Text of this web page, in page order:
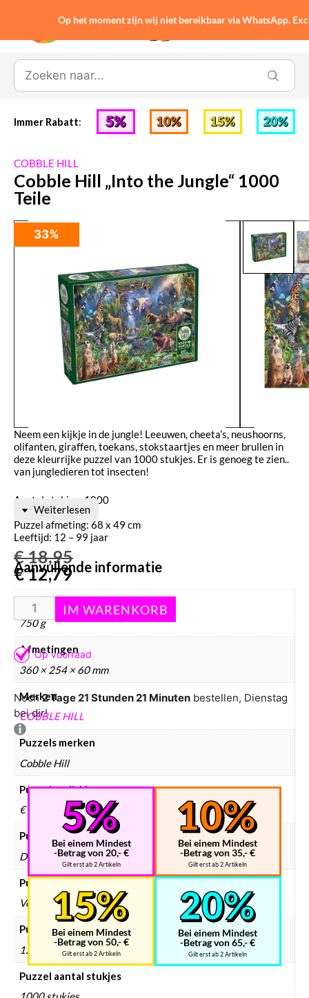
Immer Rabatt:
Neem een kijkje in de jungle! Leeuwen, cheeta’s, neushoorns,
olifanten, giraffen, toekans, stokstaartjes en meer brullen in
deze kleurrijke puzzel van 1000 stukjes. Er is genoeg te zien..
van jungledieren tot insecten!
Aantal stukjes: 1000
Materiaal: Karton
Puzzel afmeting: 68 x 49 cm
Leeftijd: 12 – 99 jaar
Aanvullende informatie
Gewicht
750 g
Afmetingen
360 × 254 × 60 mm
Merken
COBBLE HILL
Puzzels merken
Cobble Hill
Puzzels prijsklasse
€ 10 – € 25
Puzzels collectie
Dieren, Natuur
Puzzels doelgroep
Volwassenen
Puzzels leeftijd
12 Jaar en ouder
Puzzel aantal stukjes
Weiterlesen
€18,95
€12,79
Noch2 Tage 21 Stunden 21 Minuten bestellen, Dienstag
bei dir!
COBBLE HILL
Cobble Hill „Into the Jungle“ 1000
Teile
33%
Bei einem Mindest
-Betrag von 20,- €
Gilt erst ab 2 Artikeln
Bei einem Mindest
-Betrag von 35,- €
Gilt erst ab 2 Artikeln
Bei einem Mindest
-Betrag von 50,- €
Gilt erst ab 2 Artikeln
Bei einem Mindest
-Betrag von 65,- €
Gilt erst ab 2 Artikeln
Op het moment zijn wij niet bereikbaar via WhatsApp.